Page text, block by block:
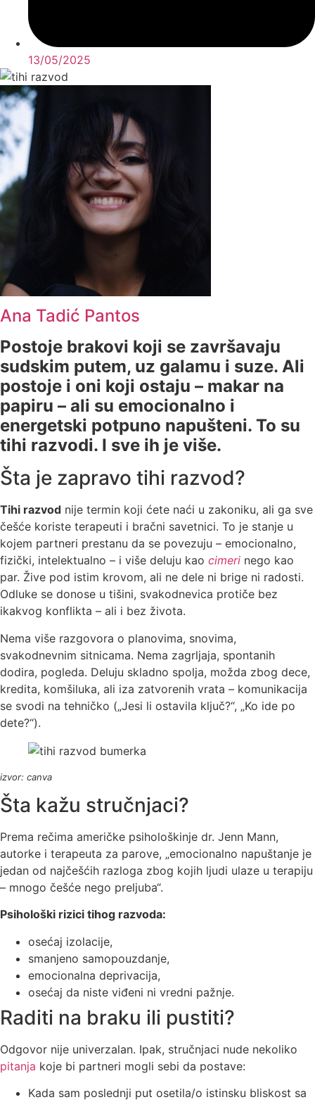
13/05/2025
Ana Tadić Pantos
Postoje brakovi koji se završavaju
sudskim putem, uz galamu i suze. Ali
postoje i oni koji ostaju – makar na
papiru – ali su emocionalno i
energetski potpuno napušteni. To su
tihi razvodi. I sve ih je više.
Šta je zapravo tihi razvod?
Tihi razvod nije termin koji ćete naći u zakoniku, ali ga sve
češće koriste terapeuti i bračni savetnici. To je stanje u
kojem partneri prestanu da se povezuju – emocionalno,
fizički, intelektualno – i više deluju kao cimeri nego kao
par. Žive pod istim krovom, ali ne dele ni brige ni radosti.
Odluke se donose u tišini, svakodnevica protiče bez
ikakvog konflikta – ali i bez života.
Nema više razgovora o planovima, snovima,
svakodnevnim sitnicama. Nema zagrljaja, spontanih
dodira, pogleda. Deluju skladno spolja, možda zbog dece,
kredita, komšiluka, ali iza zatvorenih vrata – komunikacija
se svodi na tehničko („Jesi li ostavila ključ?“, „Ko ide po
dete?“).
izvor: canva
Šta kažu stručnjaci?
Prema rečima američke psihološkinje dr. Jenn Mann,
autorke i terapeuta za parove, „emocionalno napuštanje je
jedan od najčešćih razloga zbog kojih ljudi ulaze u terapiju
– mnogo češće nego preljuba“.
Psihološki rizici tihog razvoda:
osećaj izolacije,
smanjeno samopouzdanje,
emocionalna deprivacija,
osećaj da niste viđeni ni vredni pažnje.
Raditi na braku ili pustiti?
Odgovor nije univerzalan. Ipak, stručnjaci nude nekoliko
pitanja koje bi partneri mogli sebi da postave:
Kada sam poslednji put osetila/o istinsku bliskost sa